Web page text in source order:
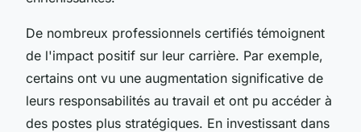
De nombreux professionnels certifiés témoignent
de l'impact positif sur leur carrière. Par exemple,
certains ont vu une augmentation significative de
leurs responsabilités au travail et ont pu accéder à
des postes plus stratégiques. En investissant dans